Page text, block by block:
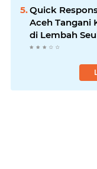
Quick
Aceh Tangani
di Lembah